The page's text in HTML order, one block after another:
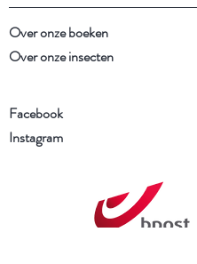
Over onze boeken
Over onze insecten
Facebook
Instagram